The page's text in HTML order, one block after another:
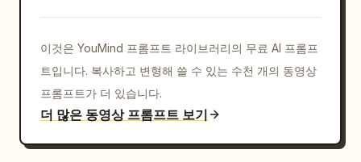
이것은 YouMind 프롬프트 라이브러리의 무료 AI 프롬프
트입니다. 복사하고 변형해 쓸 수 있는 수천 개의 동영상
프롬프트가 더 있습니다.
더 많은 동영상 프롬프트 보기